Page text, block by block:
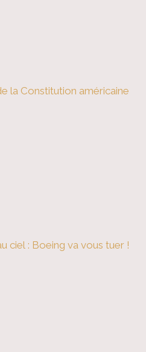
la Constitution américaine
ciel : Boeing va vous tuer !